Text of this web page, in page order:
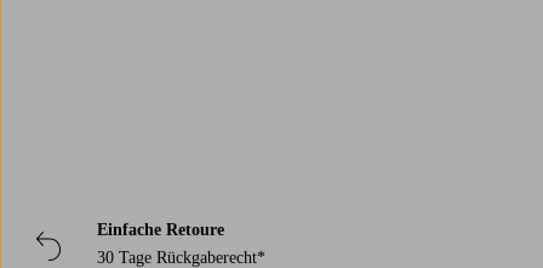
Einfache Retoure
30 Tage Rückgaberecht*